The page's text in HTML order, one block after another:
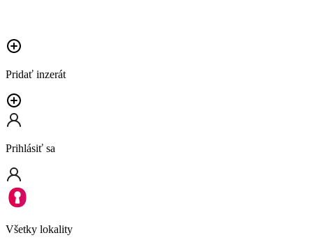
Pridať inzerát
Prihlásiť sa
Všetky lokality